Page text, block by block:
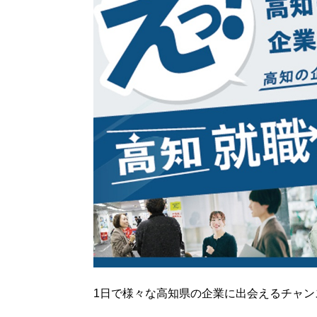
1日で様々な高知県の企業に出会えるチャ